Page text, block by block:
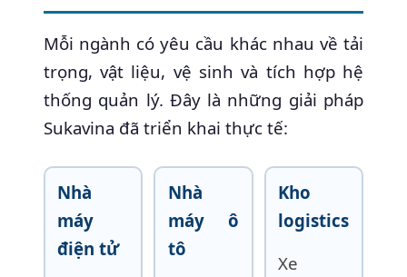
Mỗi ngành có yêu cầu khác nhau về tải
trọng, vật liệu, vệ sinh và tích hợp hệ
thống quản lý. Đây là những giải pháp
Sukavina đã triển khai thực tế:
Nhà
máy
điện tử
Nhà
máy ô
tô
Kho
logistics
Xe